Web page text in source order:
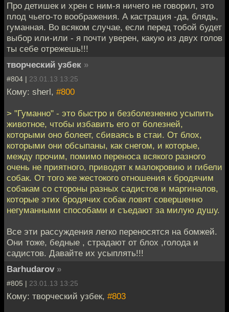
Про детишек и хрен с ним-я ничего не говорил, это
плод чьего-то воображения. А кастрация -да, блядь,
гуманная. Во всяком случае, если перед тобой будет
выбор или-или - я почти уверен, какую из двух голов
ты себе отрежешь!!!
творческий узбек »
#804 | 23.01.13 13:25
Кому: sherl, #800
> "Гуманно" - это быстро и безболезненно усыпить
животное, чтобы избавить его от болезней,
которыми оно болеет, сбиваясь в стаи. От блох,
которыми они обсыпаны, как снегом, и которые,
между прочим, помимо переноса всякого разного
очень не приятного, приводят к малокровию и гибели
собак. От того же жестокого отношения к бродячим
собакам со стороны разных садистов и маргиналов,
которые этих бродячих собак ловят совершенно
негуманными способами и съедают за милую душу.
Все эти рассуждения легко переносятся на бомжей.
Они тоже, бедные , страдают от блох ,голода и
садистов. Давайте их усыплять!!!
Barhudarov »
#805 | 23.01.13 13:25
Кому: творческий узбек, #803